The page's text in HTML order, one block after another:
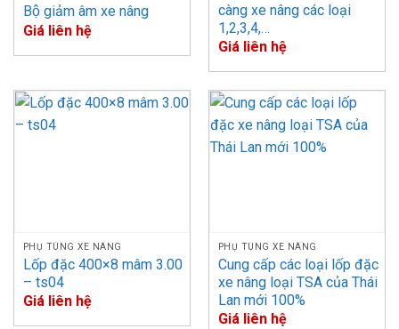
Bộ giảm âm xe nâng
Giá liên hệ
càng xe nâng các loại
1,2,3,4,…
Giá liên hệ
PHỤ TÙNG XE NÂNG
Lốp đặc 400×8 mâm 3.00
– ts04
Giá liên hệ
PHỤ TÙNG XE NÂNG
Cung cấp các loại lốp đặc
xe nâng loại TSA của Thái
Lan mới 100%
Giá liên hệ